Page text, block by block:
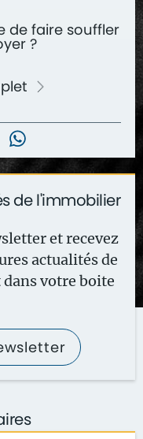
de faire souffler
?
de l'immobilier
et recevez
actualités de
votre boite